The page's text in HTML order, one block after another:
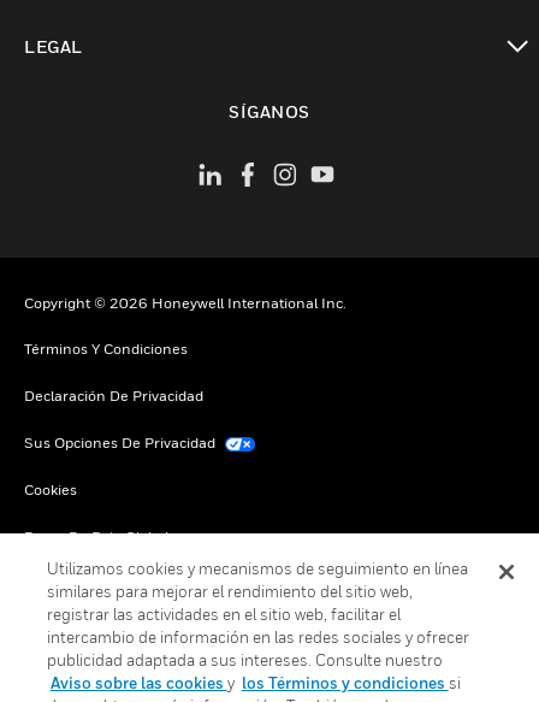
LEGAL
SÍGANOS
Copyright © 2026 Honeywell International Inc.
Términos Y Condiciones
Declaración De Privacidad
Sus Opciones De Privacidad
Cookies
Darse De Baja Global
Utilizamos cookies y mecanismos de seguimiento en línea
similares para mejorar el rendimiento del sitio web,
registrar las actividades en el sitio web, facilitar el
intercambio de información en las redes sociales y ofrecer
publicidad adaptada a sus intereses. Consulte nuestro
Aviso sobre las cookies y los Términos y condiciones si